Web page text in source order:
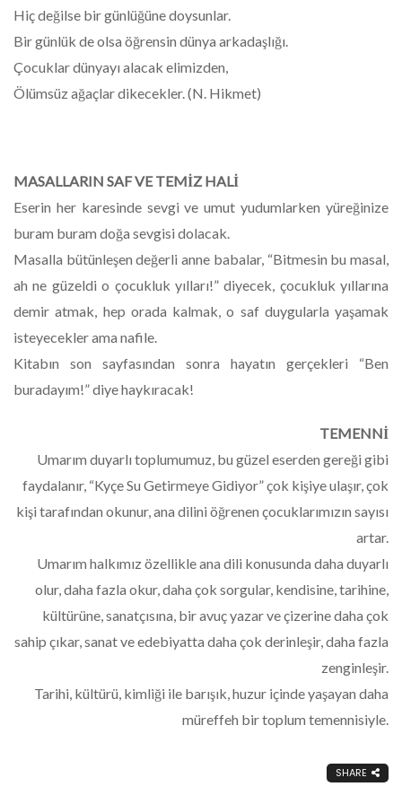
Hiç değilse bir günlüğüne doysunlar.
Bir günlük de olsa öğrensin dünya arkadaşlığı.
Çocuklar dünyayı alacak elimizden,
Ölümsüz ağaçlar dikecekler. (N. Hikmet)
MASALLARIN SAF VE TEMİZ HALİ
Eserin her karesinde sevgi ve umut yudumlarken yüreğinize
buram buram doğa sevgisi dolacak.
Masalla bütünleşen değerli anne babalar, “Bitmesin bu masal,
ah ne güzeldi o çocukluk yılları!” diyecek, çocukluk yıllarına
demir atmak, hep orada kalmak, o saf duygularla yaşamak
isteyecekler ama nafile.
Kitabın son sayfasından sonra hayatın gerçekleri “Ben
buradayım!” diye haykıracak!
TEMENNİ
Umarım duyarlı toplumumuz, bu güzel eserden gereği gibi
faydalanır, “Kyçe Su Getirmeye Gidiyor” çok kişiye ulaşır, çok
kişi tarafından okunur, ana dilini öğrenen çocuklarımızın sayısı
artar.
Umarım halkımız özellikle ana dili konusunda daha duyarlı
olur, daha fazla okur, daha çok sorgular, kendisine, tarihine,
kültürüne, sanatçısına, bir avuç yazar ve çizerine daha çok
sahip çıkar, sanat ve edebiyatta daha çok derinleşir, daha fazla
zenginleşir.
Tarihi, kültürü, kimliği ile barışık, huzur içinde yaşayan daha
müreffeh bir toplum temennisiyle.
SHARE